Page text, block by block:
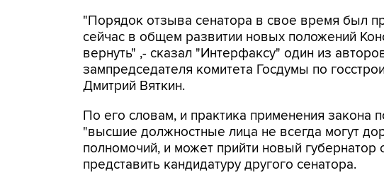
"Порядок отзыва сенатора в свое время был
сейчас в общем развитии новых положений
вернуть" ,- сказал "Интерфаксу" один из
зампредседателя комитета Госдумы по
Дмитрий Вяткин.
По его словам, и практика применения закона
"высшие должностные лица не всегда могут
полномочий, и может прийти новый
представить кандидатуру другого сенатора.